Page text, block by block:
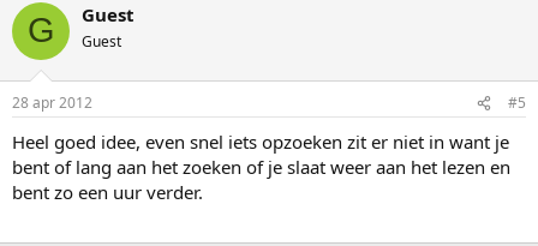
G Guest
Guest
28 apr 2012 #5
Heel goed idee, even snel iets opzoeken zit er niet in want je
bent of lang aan het zoeken of je slaat weer aan het lezen en
bent zo een uur verder.